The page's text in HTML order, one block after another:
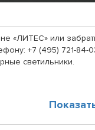
«ЛИТЕС» или
+7 (495) 721-84-
светильники.